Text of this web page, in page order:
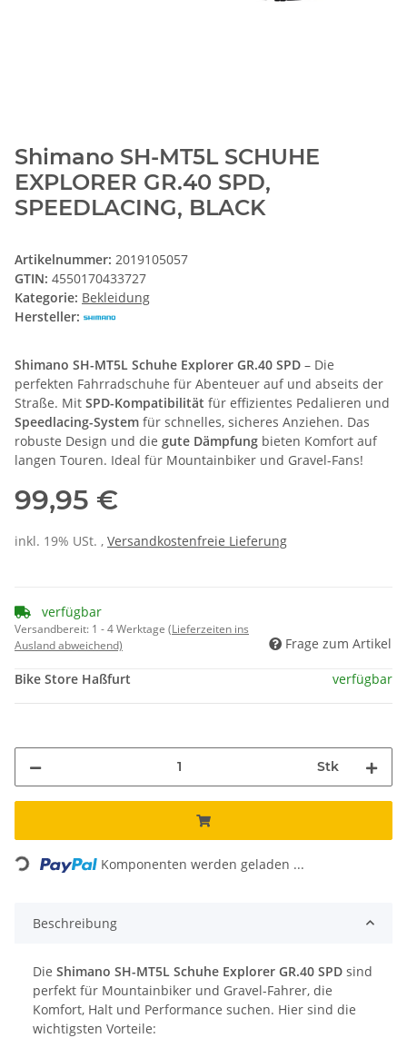
Shimano SH-MT5L SCHUHE
EXPLORER GR.40 SPD,
SPEEDLACING, BLACK
Artikelnummer: 2019105057
GTIN: 4550170433727
Kategorie: Bekleidung
Hersteller:
Shimano SH-MT5L Schuhe Explorer GR.40 SPD – Die
perfekten Fahrradschuhe für Abenteuer auf und abseits der
Straße. Mit SPD-Kompatibilität für effizientes Pedalieren und
Speedlacing-System für schnelles, sicheres Anziehen. Das
robuste Design und die gute Dämpfung bieten Komfort auf
langen Touren. Ideal für Mountainbiker und Gravel-Fans!
99,95 €
inkl. 19% USt. , Versandkostenfreie Lieferung
verfügbar
Versandbereit: 1 - 4 Werktage (Lieferzeiten ins
Ausland abweichend)
Frage zum Artikel
Bike Store Haßfurt verfügbar
Stk
Loading... Komponenten werden geladen ...
Beschreibung
Die Shimano SH-MT5L Schuhe Explorer GR.40 SPD sind
perfekt für Mountainbiker und Gravel-Fahrer, die
Komfort, Halt und Performance suchen. Hier sind die
wichtigsten Vorteile: